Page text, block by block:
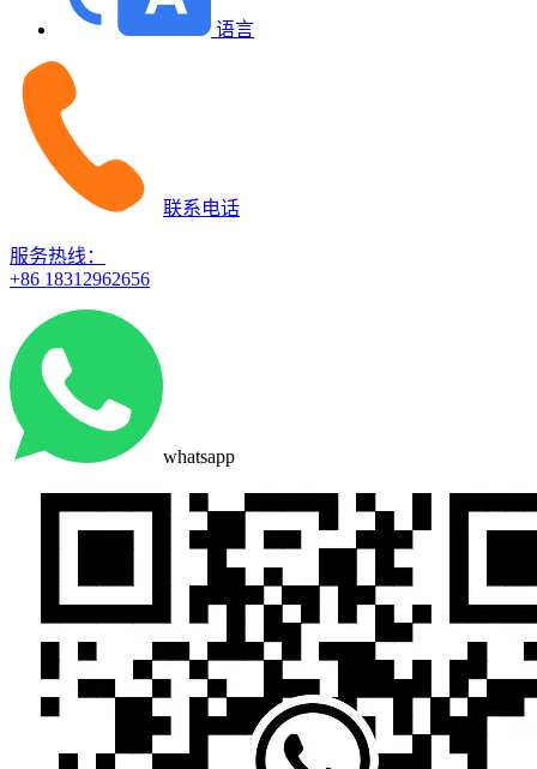
语言
联系电话
服务热线：
+86 18312962656
whatsapp